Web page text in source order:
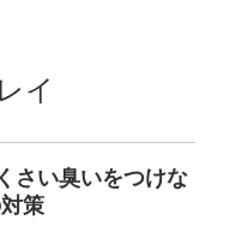
イ
さい臭いをつけな
策